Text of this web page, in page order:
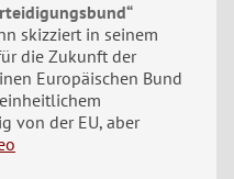
skizziert in seinem
die Zukunft der
Europäischen Bund
von der EU, aber